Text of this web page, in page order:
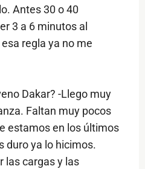
Antes 30 o 40
3 a 6 minutos al
regla ya no me
Dakar? -Llego muy
Faltan muy pocos
estamos en los últimos
duro ya lo hicimos.
las cargas y las